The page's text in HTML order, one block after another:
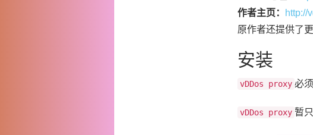
作者主页：
http://
原作者还提供了
安装
vDDos proxy 必
vDDos proxy 暂